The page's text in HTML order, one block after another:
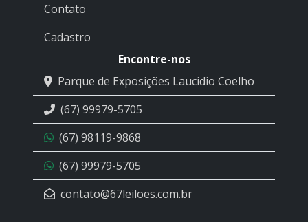
Contato
Cadastro
Encontre-nos
Parque de Exposições Laucidio Coelho
(67) 99979-5705
(67) 98119-9868
(67) 99979-5705
contato@67leiloes.com.br